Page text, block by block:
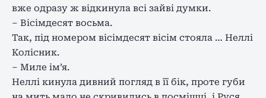
вже одразу ж відкинула всі зайві думки.
– Вісімдесят восьма.
Так, під номером вісімдесят вісім стояла … Неллі
Колісник.
– Миле ім’я.
Неллі кинула дивний погляд в її бік, проте губи